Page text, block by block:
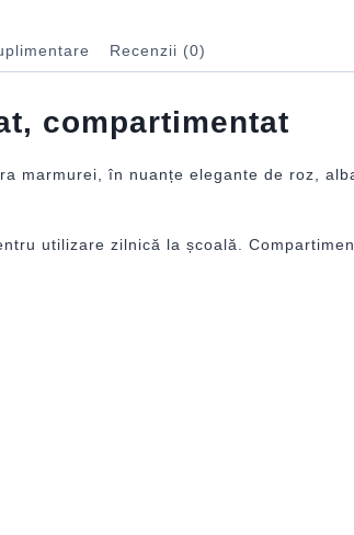
Recenzii (0)
compartimentat
marmurei, în nuanțe elegante de roz,
utilizare zilnică la școală.